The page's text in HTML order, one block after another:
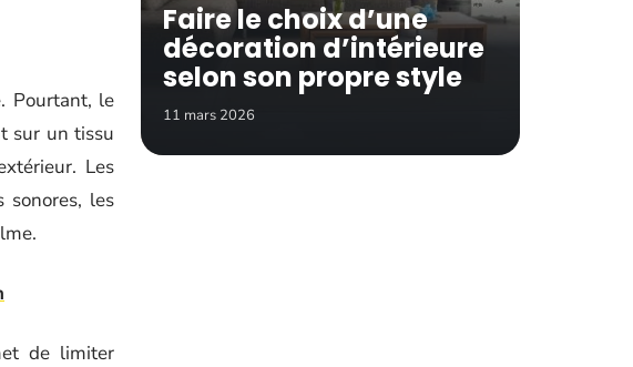
Pourtant, le
sur un tissu
Les
sonores, les
de limiter
Faire le choix d’une
décoration d’intérieure
selon son propre style
11 mars 2026